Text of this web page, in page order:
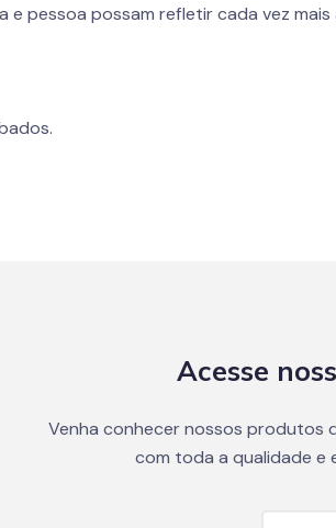
pessoa possam refletir cada vez
Acesse
Venha conhecer nossos produtos
com toda a qualidade e